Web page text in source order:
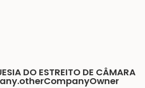
DO ESTREITO DE CÂMARA